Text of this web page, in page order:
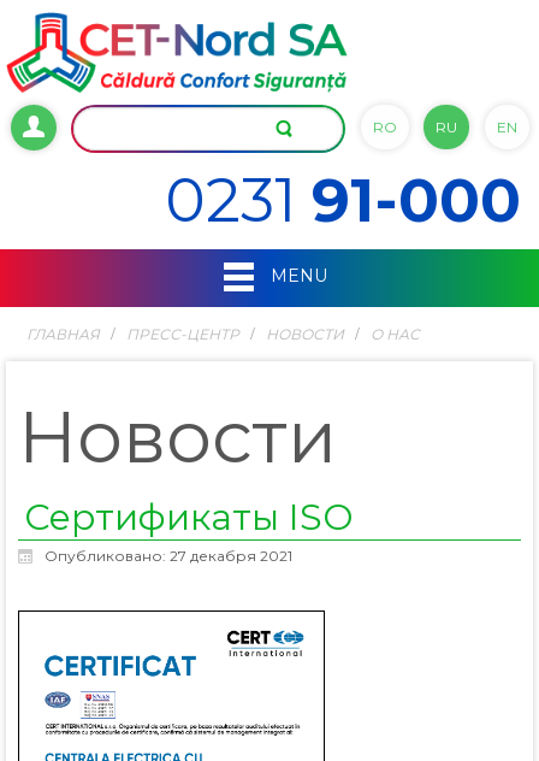
RO RU EN
0231 91-000
MENU
ГЛАВНАЯ ПРЕСС-ЦЕНТР НОВОСТИ О НАС
Новости
Сертификаты ISO
Опубликовано: 27 декабря 2021